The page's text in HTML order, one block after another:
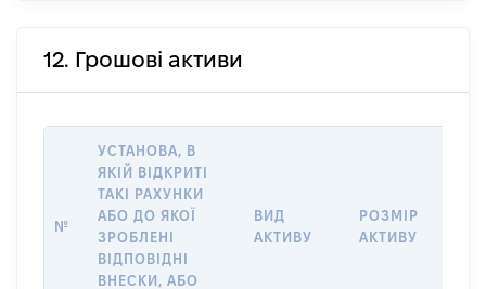
12. Грошові активи
№
УСТАНОВА, В
ЯКІЙ ВІДКРИТІ
ТАКІ РАХУНКИ
АБО ДО ЯКОЇ
ЗРОБЛЕНІ
ВІДПОВІДНІ
ВНЕСКИ, АБО
ВИД
АКТИВУ
РОЗМІР
АКТИВУ